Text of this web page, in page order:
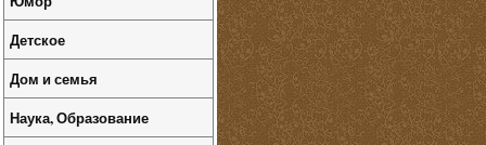
Детское
Дом и семья
Наука, Образование